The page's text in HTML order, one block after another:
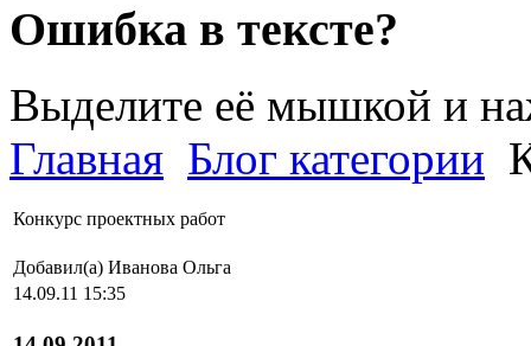
Ошибка в тексте?
Выделите её мышкой и
Главная Блог категории
Конкурс проектных работ
Добавил(а) Иванова Ольга
14.09.11 15:35